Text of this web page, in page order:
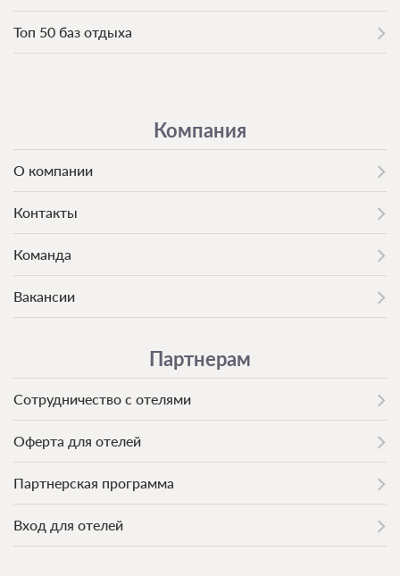
Топ 50 баз отдыха
Компания
О компании
Контакты
Команда
Вакансии
Партнерам
Сотрудничество с отелями
Оферта для отелей
Партнерская программа
Вход для отелей